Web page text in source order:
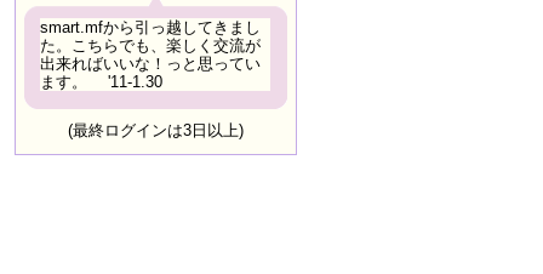
smart.mfから引っ越してきまし
た。こちらでも、楽しく交流が
出来ればいいな！っと思ってい
ます。 '11-1.30
(最終ログインは3日以上)